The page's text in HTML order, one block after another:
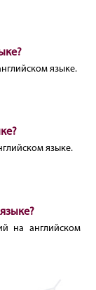
языке.
языке.
на английском